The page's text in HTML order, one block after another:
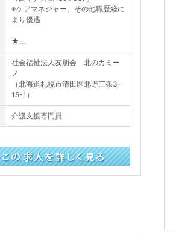
※ケアマネジャー、その他職歴経に
より優遇
★...
社会福祉法人友朋会 北のカミー
ノ
（北海道札幌市清田区北野三条3-
15-1）
介護支援専門員